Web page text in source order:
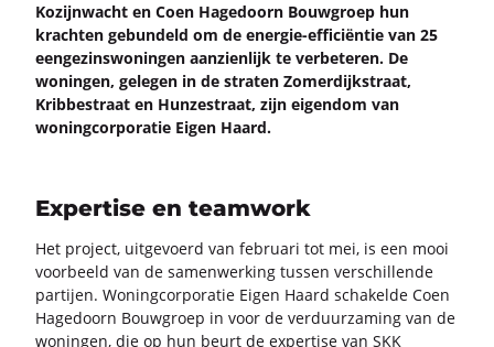
Ko­zijn­wacht en Coen Ha­ge­doorn Bouw­groep hun
krach­ten ge­bun­deld om de energie-​efficiëntie van 25
een­ge­zins­wo­nin­gen aan­zien­lijk te ver­be­te­ren. De
wo­nin­gen, ge­le­gen in de stra­ten Zo­mer­dijk­straat,
Krib­be­straat en Hun­zestraat, zijn ei­gen­dom van
wo­ning­cor­po­ra­tie Eigen Haard.
Expertise en teamwork
Het pro­ject, uit­ge­voerd van fe­bru­a­ri tot mei, is een mooi
voor­beeld van de sa­men­wer­king tus­sen ver­schil­len­de
par­tij­en. Wo­ning­cor­po­ra­tie Eigen Haard scha­kel­de Coen
Ha­ge­doorn Bouw­groep in voor de ver­duur­za­ming van de
wo­nin­gen, die op hun beurt de ex­per­ti­se van SKK